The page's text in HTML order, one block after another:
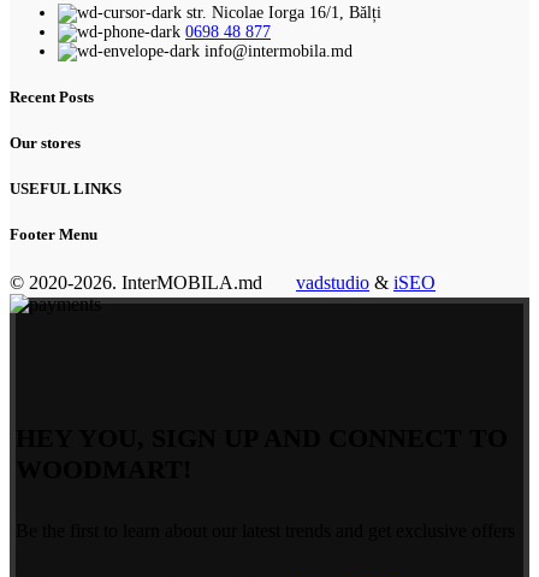
str. Nicolae Iorga 16/1, Bălți
0698 48 877
info@intermobila.md
Recent Posts
Our stores
USEFUL LINKS
Footer Menu
© 2020-2026. InterMOBILA.md vadstudio & iSEO